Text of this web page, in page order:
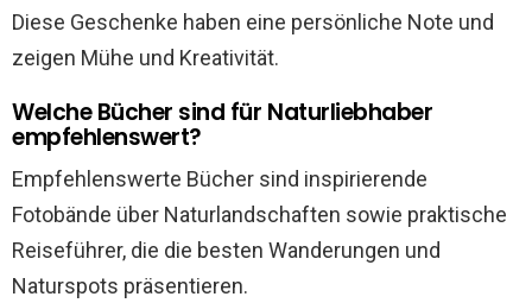
Diese Geschenke haben eine persönliche Note und
zeigen Mühe und Kreativität.
Welche Bücher sind für Naturliebhaber
empfehlenswert?
Empfehlenswerte Bücher sind inspirierende
Fotobände über Naturlandschaften sowie praktische
Reiseführer, die die besten Wanderungen und
Naturspots präsentieren.